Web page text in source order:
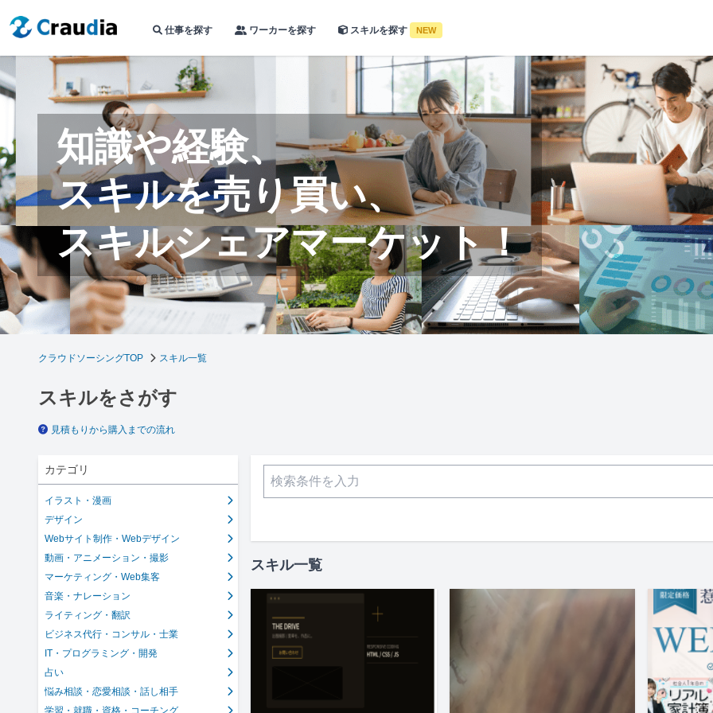
仕事を探す ワーカーを探す スキルを探す NEW
知識や経験、
スキルを売り買い、
スキルシェアマーケット！
クラウドソーシングTOP スキル一覧
スキルをさがす
見積もりから購入までの流れ
カテゴリ
イラスト・漫画
デザイン
Webサイト制作・Webデザイン
動画・アニメーション・撮影
マーケティング・Web集客
音楽・ナレーション
ライティング・翻訳
ビジネス代行・コンサル・士業
IT・プログラミング・開発
占い
悩み相談・恋愛相談・話し相手
学習・就職・資格・コーチング
スキル一覧